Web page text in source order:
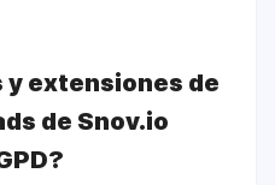
extensiones de
de Snov.io